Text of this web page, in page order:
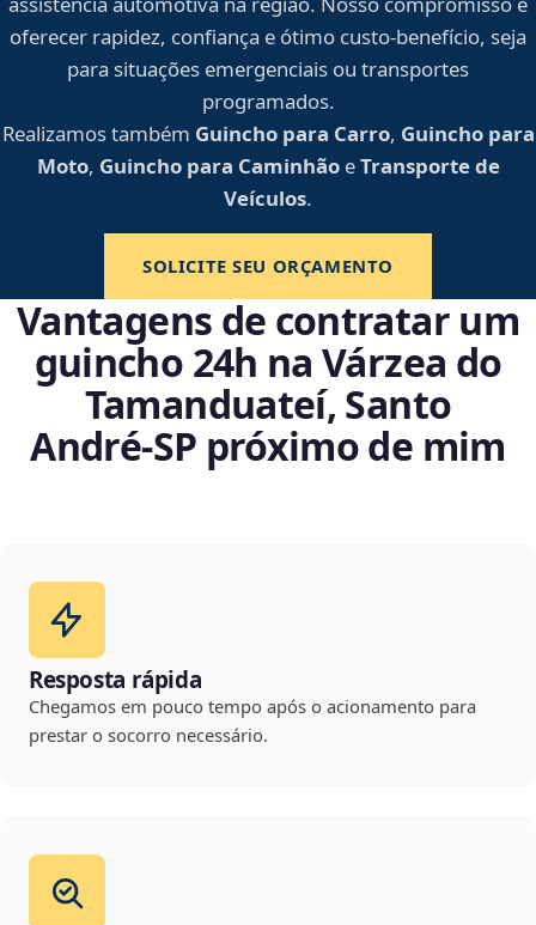
oferecer rapidez, confiança e ótimo custo-benefício, seja
para situações emergenciais ou transportes
programados.
Realizamos também Guincho para Carro, Guincho para
Moto, Guincho para CaminhãoeTransporte de
Veículos.
SOLICITE SEU ORÇAMENTO
Vantagens de contratar um
guincho 24h na Várzea do
Tamanduateí, Santo
André‑SP próximo de mim
Resposta rápida
Chegamos em pouco tempo após o acionamento para
prestar o socorro necessário.